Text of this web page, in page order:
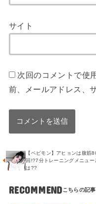
サイト
次回のコメントで使
前、メールアドレス、
【ベビモン】アヒョンは腹筋
回!?7分トレーニングメニュー
は??
RECOMMEND